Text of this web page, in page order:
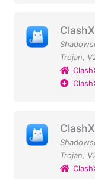
Trojan,
ClashX
Trojan,